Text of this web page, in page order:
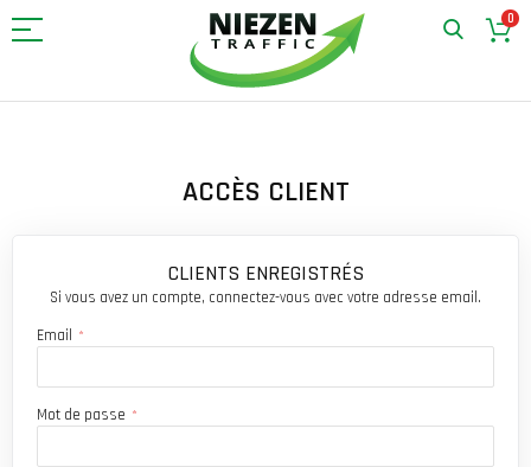
0
ACCÈS CLIENT
CLIENTS ENREGISTRÉS
Si vous avez un compte, connectez-vous avec votre adresse email.
Email
Mot de passe